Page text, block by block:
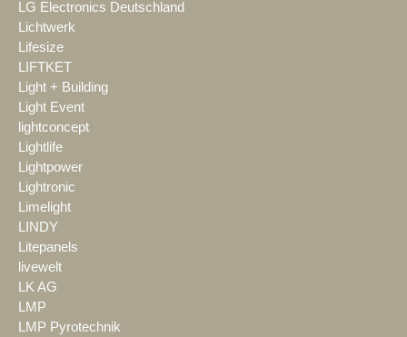
LG Electronics Deutschland
Lichtwerk
Lifesize
LIFTKET
Light + Building
Light Event
lightconcept
Lightlife
Lightpower
Lightronic
Limelight
LINDY
Litepanels
livewelt
LK AG
LMP
LMP Pyrotechnik